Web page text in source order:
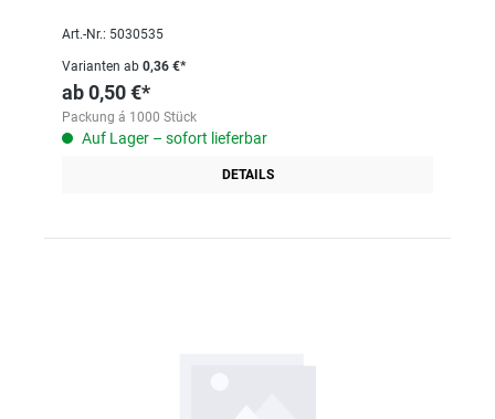
Art.-Nr.: 5030535
Varianten ab 0,36 €*
ab0,50 €*
Packung á 1000 Stück
Auf Lager – sofort lieferbar
DETAILS